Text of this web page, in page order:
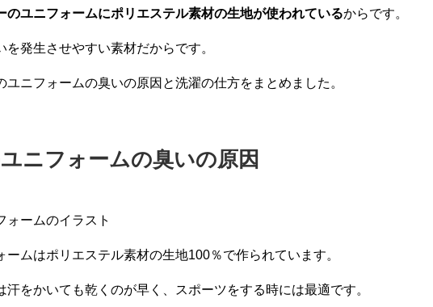
のユニフォームにポリエステル素材の生地が使われているからです。
を発生させやすい素材だからです。
ユニフォームの臭いの原因と洗濯の仕方をまとめ ました。
ニフォームの臭いの原因
ームはポリエステル素材の生地100％で作られています。
汗をかいても乾くのが早く、スポーツをする時には最適です。